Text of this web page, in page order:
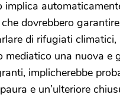
implica
dovrebbero
di rifugiati
mediatico una nuova e
implicherebbe
e un’ulteriore